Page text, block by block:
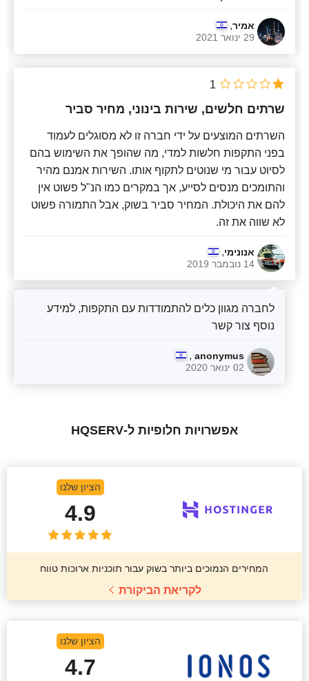
אמיר,
29 ינואר 2021
שרתים חלשים, שירות בינוני, מחיר סביר
השרתים המוצעים על ידי חברה זו לא מסוגלים לעמוד
בפני התקפות חלשות למדי, מה שהופך את השימוש בהם
לסיוט עבור מי שנוטים לתקוף אותו. השירות אמנם מהיר
והתומכים מנסים לסייע, אך במקרים כמו הנ"ל פשוט אין
להם את היכולת. המחיר סביר בשוק, אבל התמורה פשוט
לא שווה את זה.
אנונימי,
14 נובמבר 2019
1
לחברה מגוון כלים להתמודדות עם התקפות, למידע
נוסף צור קשר
anonymus
,
02 ינואר 2020
אפשרויות חלופיות ל-HQSERV
הציון שלנו
4.9
המחירים הנמוכים ביותר בשוק עבור תוכניות ארוכות טווח
לקריאת הביקורת
הציון שלנו
4.7